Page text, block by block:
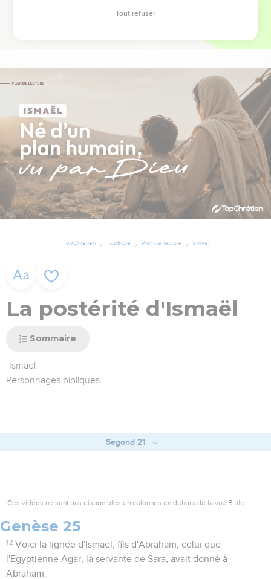
TopChrétien TopBible Plan de lecture Ismaël
La postérité d'Ismaël
Sommaire
Ismaël
Personnages bibliques
Segond 21
Ces vidéos ne sont pas disponibles en colonnes en dehors de la vue Bible.
Genèse 25
12 Voici la lignée d'Ismaël, fils d'Abraham, celui que
l'Egyptienne Agar, la servante de Sara, avait donné à
Abraham.
Tout refuser